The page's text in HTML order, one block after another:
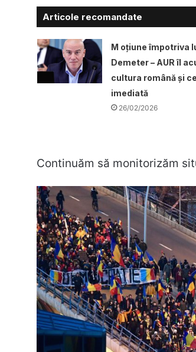
Articole recomandate
M oțiune împotriva
Demeter – AUR îl
cultura română și
imediată
26/02/2026
Continuăm să monitorizăm